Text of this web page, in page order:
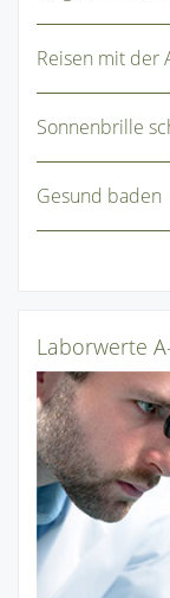
Reisen mit der
Sonnenbrille
Gesund baden
Laborwerte